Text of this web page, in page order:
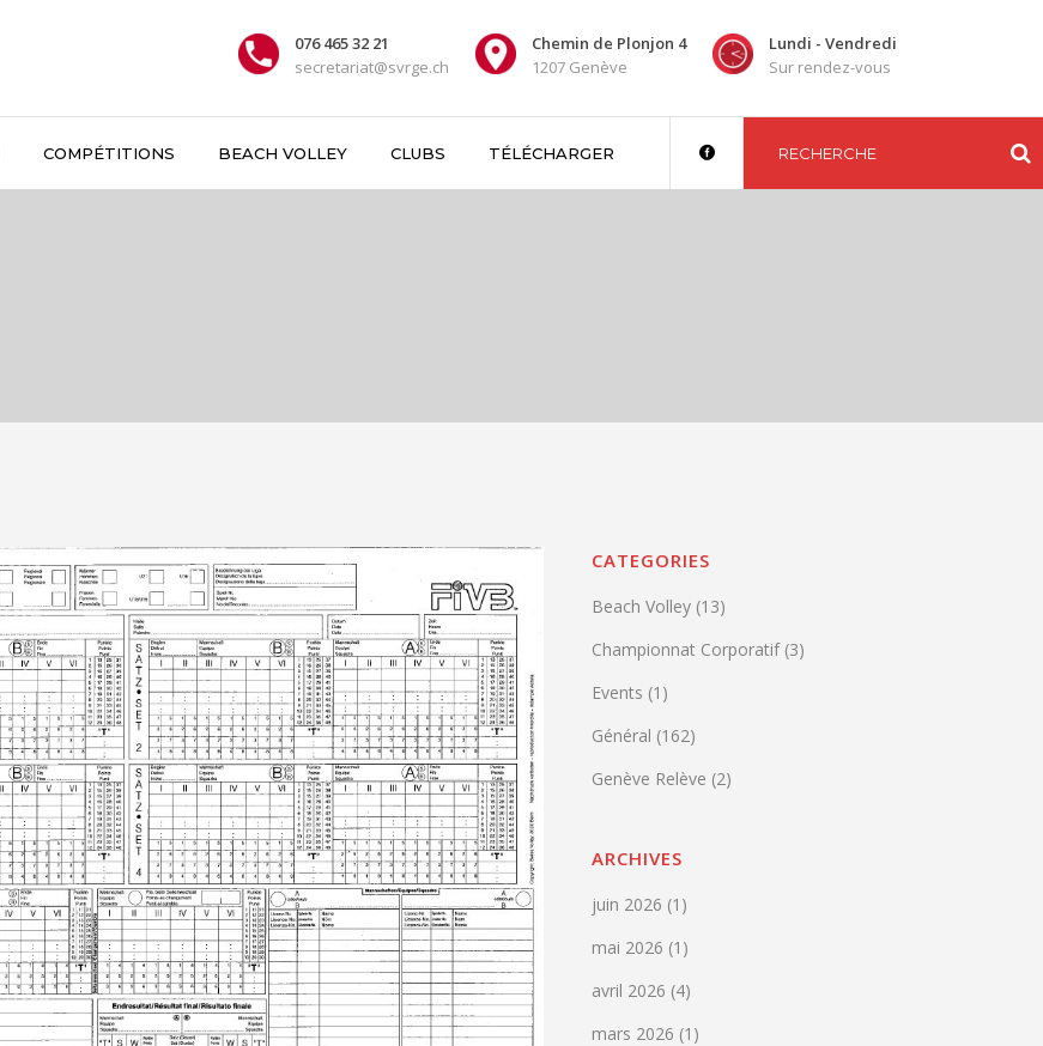
076 465 32 21
secretariat@svrge.ch
Chemin de Plonjon 4
1207 Genève
Lundi - Vendredi
Sur rendez-vous
COMPÉTITIONS BEACH VOLLEY CLUBS TÉLÉCHARGER
CATEGORIES
Beach Volley (13)
Championnat Corporatif(3)
Events (1)
Général (162)
Genève Relève (2)
ARCHIVES
juin 2026 (1)
mai 2026 (1)
avril 2026 (4)
mars 2026 (1)